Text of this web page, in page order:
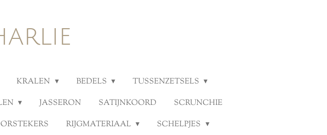
KRALEN BEDELS
TUSSENZETSELS
JASSERON SATIJNKOORD
SCRUNCHIE
RIJGMATERIAAL
SCHELPJES